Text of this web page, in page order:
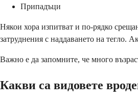
Припадъци
Някои хора изпитват и по-рядко
затруднения с наддаването на тегло.
Важно е да запомните, че много
Какви са видовете